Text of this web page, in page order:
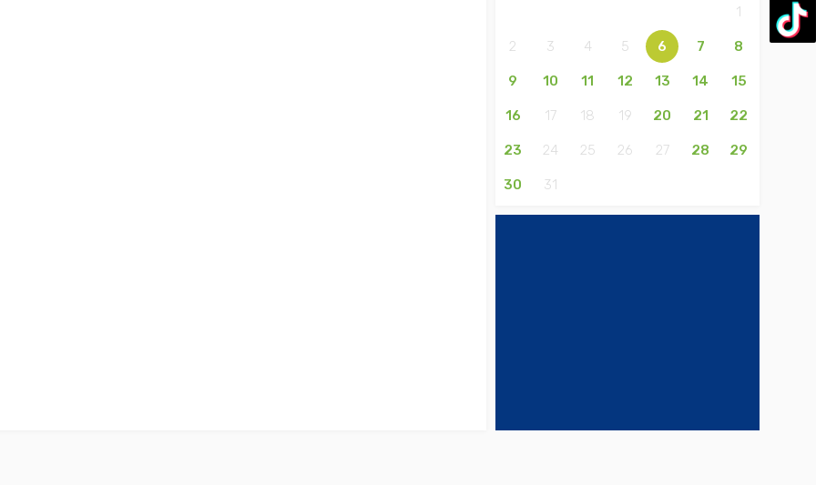
1
2 3 4 5 6 7 8
9 10 11 12 13 14 15
16 17 18 19 20 21 22
23 24 25 26 27 28 29
30 31